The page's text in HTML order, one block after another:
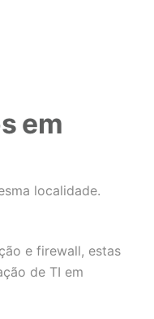
em
localidade.
e firewall, estas
de TI em